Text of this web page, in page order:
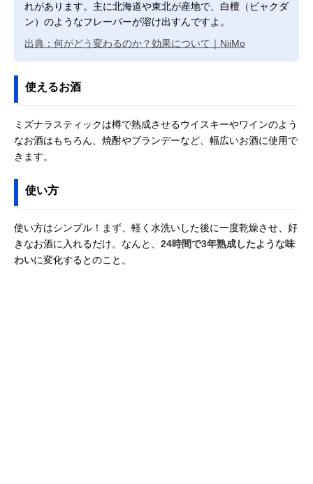
れがあります。主に北海道や東北が産地で、白檀（ビャクダ
ン）のようなフレーバーが溶け出すんですよ。
出典：何がどう変わるのか？効果について｜NiiMo
使えるお酒
ミズナラスティックは樽で熟成させるウイスキーやワインのよう
なお酒はもちろん、焼酎やブランデーなど、幅広いお酒に使用で
きます。
使い方
使い方はシンプル！まず、軽く水洗いした後に一度乾燥させ、好
きなお酒に入れるだけ。なんと、 24時間で3年熟成したような味
わいに変化するとのこと。